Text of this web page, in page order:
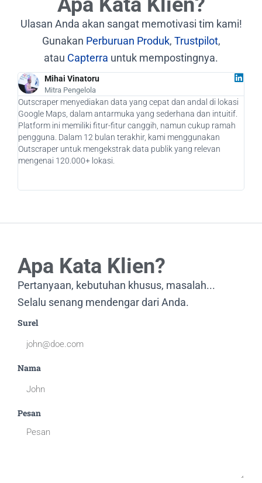
Ulasan Anda akan sangat memotivasi tim kami!
Gunakan Perburuan Produk, Trustpilot,
atau Capterra untuk mempostingnya.
Mihai Vinatoru
Mitra Pengelola
Outscraper menyediakan data yang cepat dan andal di lokasi
Google Maps, dalam antarmuka yang sederhana dan intuitif.
Platform ini memiliki fitur-fitur canggih, namun cukup ramah
pengguna. Dalam 12 bulan terakhir, kami menggunakan
Outscraper untuk mengekstrak data publik yang relevan
mengenai 120.000+ lokasi.
Apa Kata Klien?
Pertanyaan, kebutuhan khusus, masalah...
Selalu senang mendengar dari Anda.
Surel
Nama
Pesan